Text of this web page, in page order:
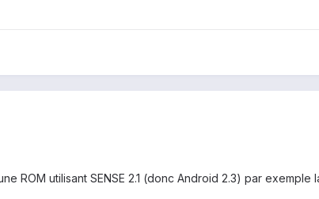
ROM utilisant SENSE 2.1 (donc Android 2.3) par exemple